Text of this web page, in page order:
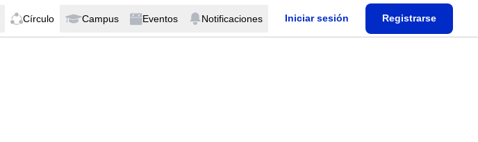
Círculo Campus Eventos Notificaciones Iniciar sesión Registrarse